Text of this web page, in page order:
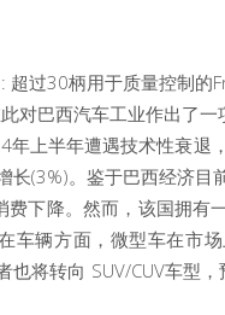
过30柄用于质量控制的
对巴西汽车工业作出了一
上半年遭遇技术性衰
(3%)。鉴于巴西经济目
下降。然而，该国拥有
车辆方面，微型车在市
将转向 SUV/CUV车型